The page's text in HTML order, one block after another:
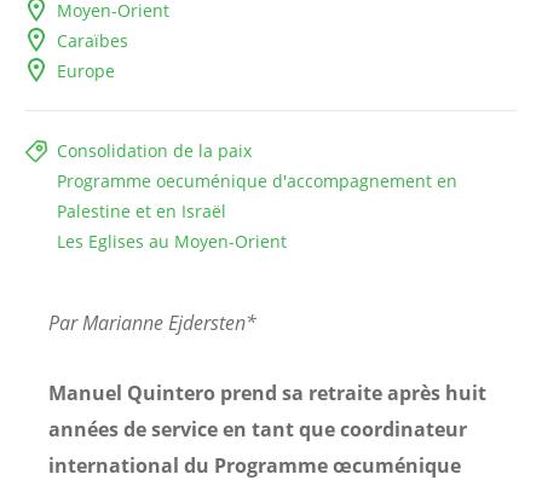
Moyen-Orient
Caraïbes
Europe
Consolidation de la paix
Programme oecuménique d'accompagnement en
Palestine et en Israël
Les Eglises au Moyen-Orient
Par Marianne Ejdersten*
Manuel Quintero prend sa retraite après huit
années de service en tant que coordinateur
international du Programme œcuménique